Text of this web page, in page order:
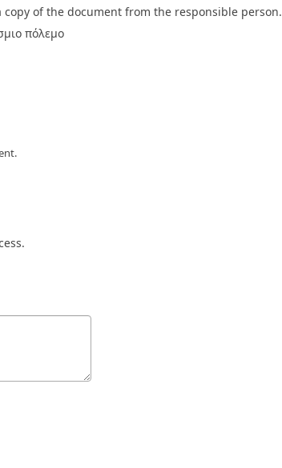
of the document from the responsible person.
πόλεμο